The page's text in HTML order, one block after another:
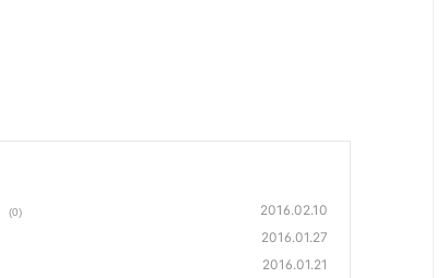
(0) 2016.02.10
2016.01.27
2016.01.21